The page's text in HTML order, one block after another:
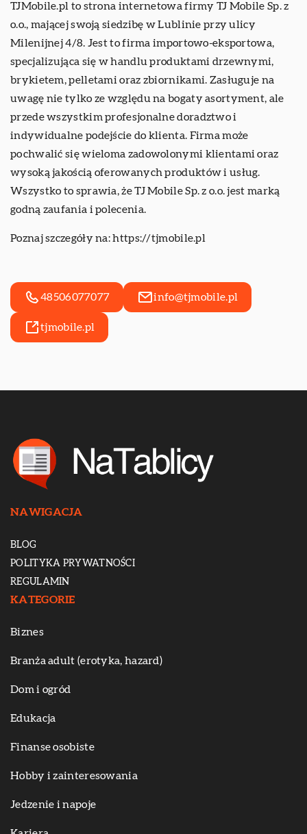
TJMobile.pl to strona internetowa firmy TJ Mobile Sp. z
o.o., mającej swoją siedzibę w Lublinie przy ulicy
Milenijnej 4/8. Jest to firma importowo-eksportowa,
specjalizująca się w handlu produktami drzewnymi,
brykietem, pelletami oraz zbiornikami. Zasługuje na
uwagę nie tylko ze względu na bogaty asortyment, ale
przede wszystkim profesjonalne doradztwo i
indywidualne podejście do klienta. Firma może
pochwalić się wieloma zadowolonymi klientami oraz
wysoką jakością oferowanych produktów i usług.
Wszystko to sprawia, że TJ Mobile Sp. z o.o. jest marką
godną zaufania i polecenia.
Poznaj szczegóły na:https://tjmobile.pl
48506077077 info@tjmobile.pl
tjmobile.pl
NAWIGACJA
BLOG
POLITYKA PRYWATNOŚCI
REGULAMIN
KATEGORIE
Biznes
Branża adult (erotyka, hazard)
Dom i ogród
Edukacja
Finanse osobiste
Hobby i zainteresowania
Jedzenie i napoje